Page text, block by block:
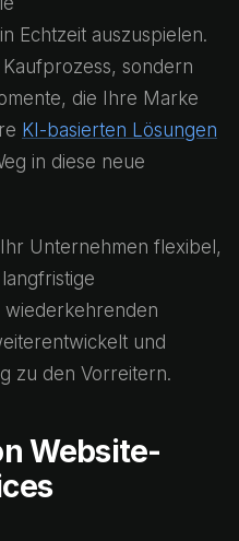
Echtzeit auszuspielen.
sondern
die Ihre Marke
KI-basierten Lösungen
in diese neue
Unternehmen flexibel,
wiederkehrenden
und
zu den Vorreitern.
Website-